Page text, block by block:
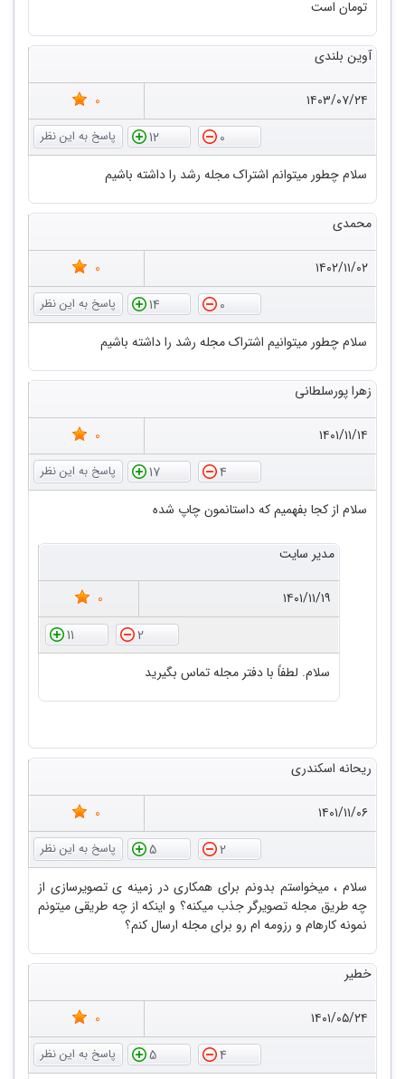
تومان است
آوین بلندی
۱۴۰۳/۰۷/۲۴
0
0
12
سلام چطور میتوانم اشتراک مجله رشد را داشته باشیم
محمدی
۱۴۰۲/۱۱/۰۲
0
0
14
سلام چطور میتوانیم اشتراک مجله رشد را داشته باشیم
زهرا پورسلطانی
۱۴۰۱/۱۱/۱۴
0
4
17
سلام از کجا بفهمیم که داستانمون چاپ شده
مدیر سایت
۱۴۰۱/۱۱/۱۹
0
2
11
سلام. لطفاً با دفتر مجله تماس بگیرید
ریحانه اسکندری
۱۴۰۱/۱۱/۰۶
0
2
5
سلام ، میخواستم بدونم برای همکاری در زمینه ی تصویرسازی از
چه طریق مجله تصویرگر جذب میکنه؟ و اینکه از چه طریقی میتونم
نمونه کارهام و رزومه ام رو برای مجله ارسال کنم؟
خطیر
۱۴۰۱/۰۵/۲۴
0
4
5